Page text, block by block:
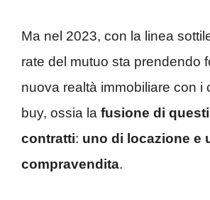
Ma nel 2023, con la linea
rate del mutuo sta prendendo
nuova realtà immobiliare con i
buy, ossia la fusione di
contratti: uno di locazione e
compravendita.